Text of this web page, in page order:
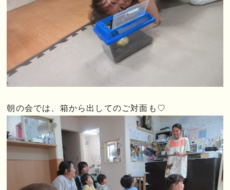
朝の会では、箱から出してのご対面も♡